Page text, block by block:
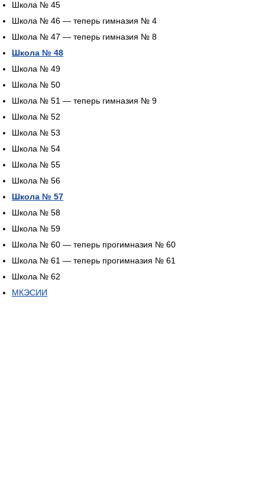
Школа № 45
Школа № 46 — теперь гимназия № 4
Школа № 47 — теперь гимназия № 8
Школа № 48
Школа № 49
Школа № 50
Школа № 51 — теперь гимназия № 9
Школа № 52
Школа № 53
Школа № 54
Школа № 55
Школа № 56
Школа № 57
Школа № 58
Школа № 59
Школа № 60 — теперь прогимназия № 60
Школа № 61 — теперь прогимназия № 61
Школа № 62
МКЭСИИ